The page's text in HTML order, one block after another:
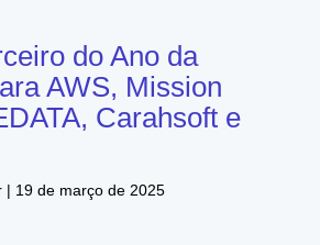
do Ano da
AWS, Mission
Carahsoft e
| 19 de março de 2025